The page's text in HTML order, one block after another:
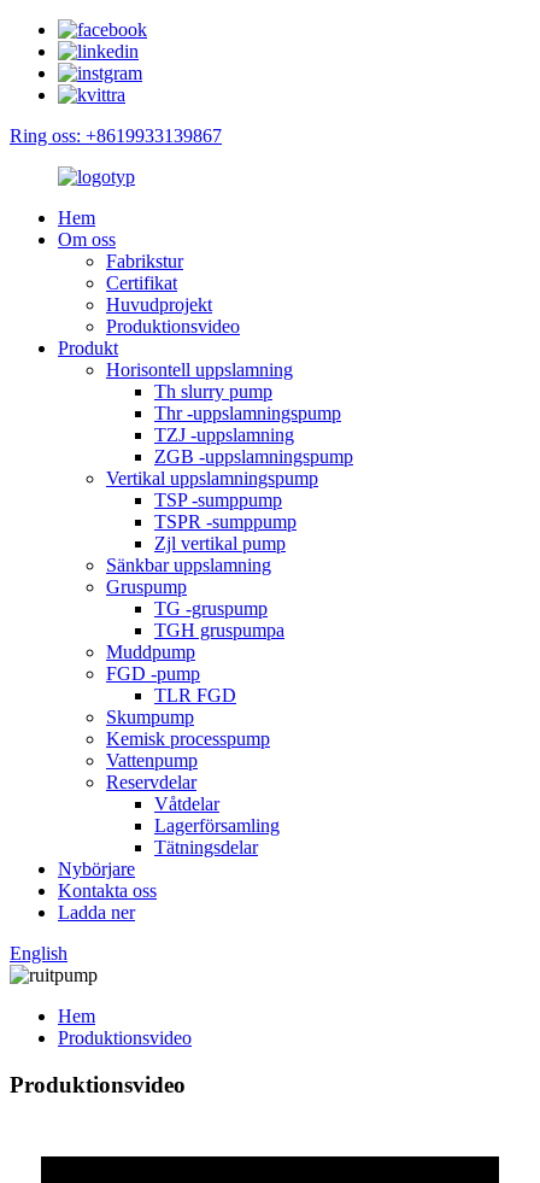
Ring oss: +8619933139867
Hem
Om oss
Fabrikstur
Certifikat
Huvudprojekt
Produktionsvideo
Produkt
Horisontell uppslamning
Th slurry pump
Thr -uppslamningspump
TZJ -uppslamning
ZGB -uppslamningspump
Vertikal uppslamningspump
TSP -sumppump
TSPR -sumppump
Zjl vertikal pump
Sänkbar uppslamning
Gruspump
TG -gruspump
TGH gruspumpa
Muddpump
FGD -pump
TLR FGD
Skumpump
Kemisk processpump
Vattenpump
Reservdelar
Våtdelar
Lagerförsamling
Tätningsdelar
Nybörjare
Kontakta oss
Ladda ner
English
Hem
Produktionsvideo
Produktionsvideo